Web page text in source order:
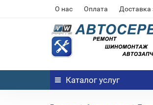
О нас Оплата Доставка
Каталог услуг